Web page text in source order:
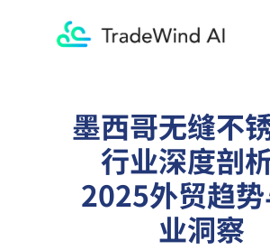
墨西哥无缝不
行业深度剖析
2025外贸趋
业洞察